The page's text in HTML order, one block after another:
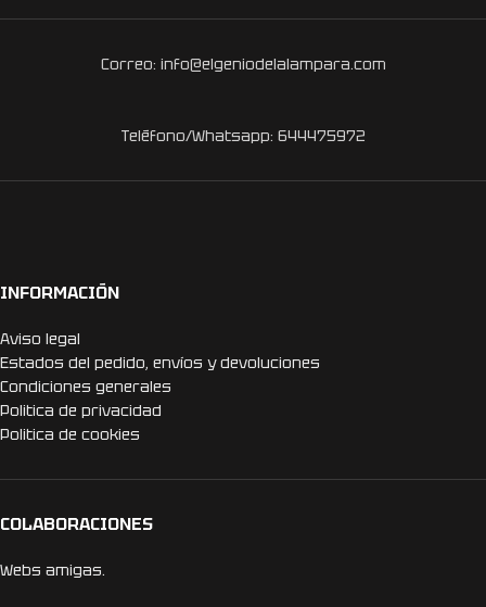
Correo: info@elgeniodelalampara.com
Teléfono/Whatsapp: 644475972
INFORMACIÓN
Aviso legal
Estados del pedido, envíos y devoluciones
Condiciones generales
Politica de privacidad
Politica de cookies
COLABORACIONES
Webs amigas.